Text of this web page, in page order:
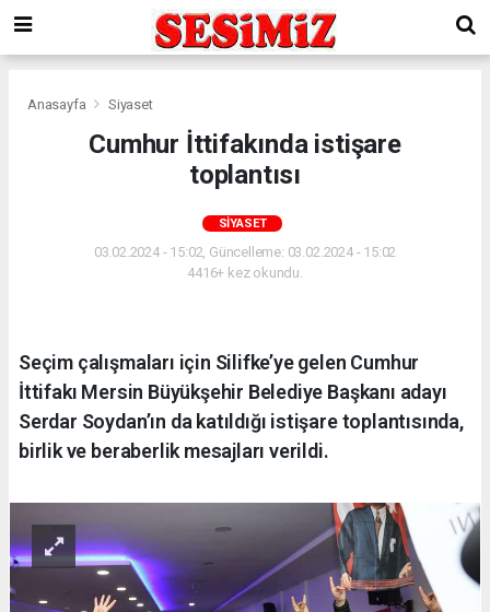
Anasayfa Siyaset
Cumhur İttifakında istişare
toplantısı
SIYASET
03.02.2024 - 15:02, Güncelleme: 03.02.2024 - 15:02
4416+ kez okundu.
Seçim çalışmaları için Silifke’ye gelen Cumhur
İttifakı Mersin Büyükşehir Belediye Başkanı adayı
Serdar Soydan’ın da katıldığı istişare toplantısında,
birlik ve beraberlik mesajları verildi.